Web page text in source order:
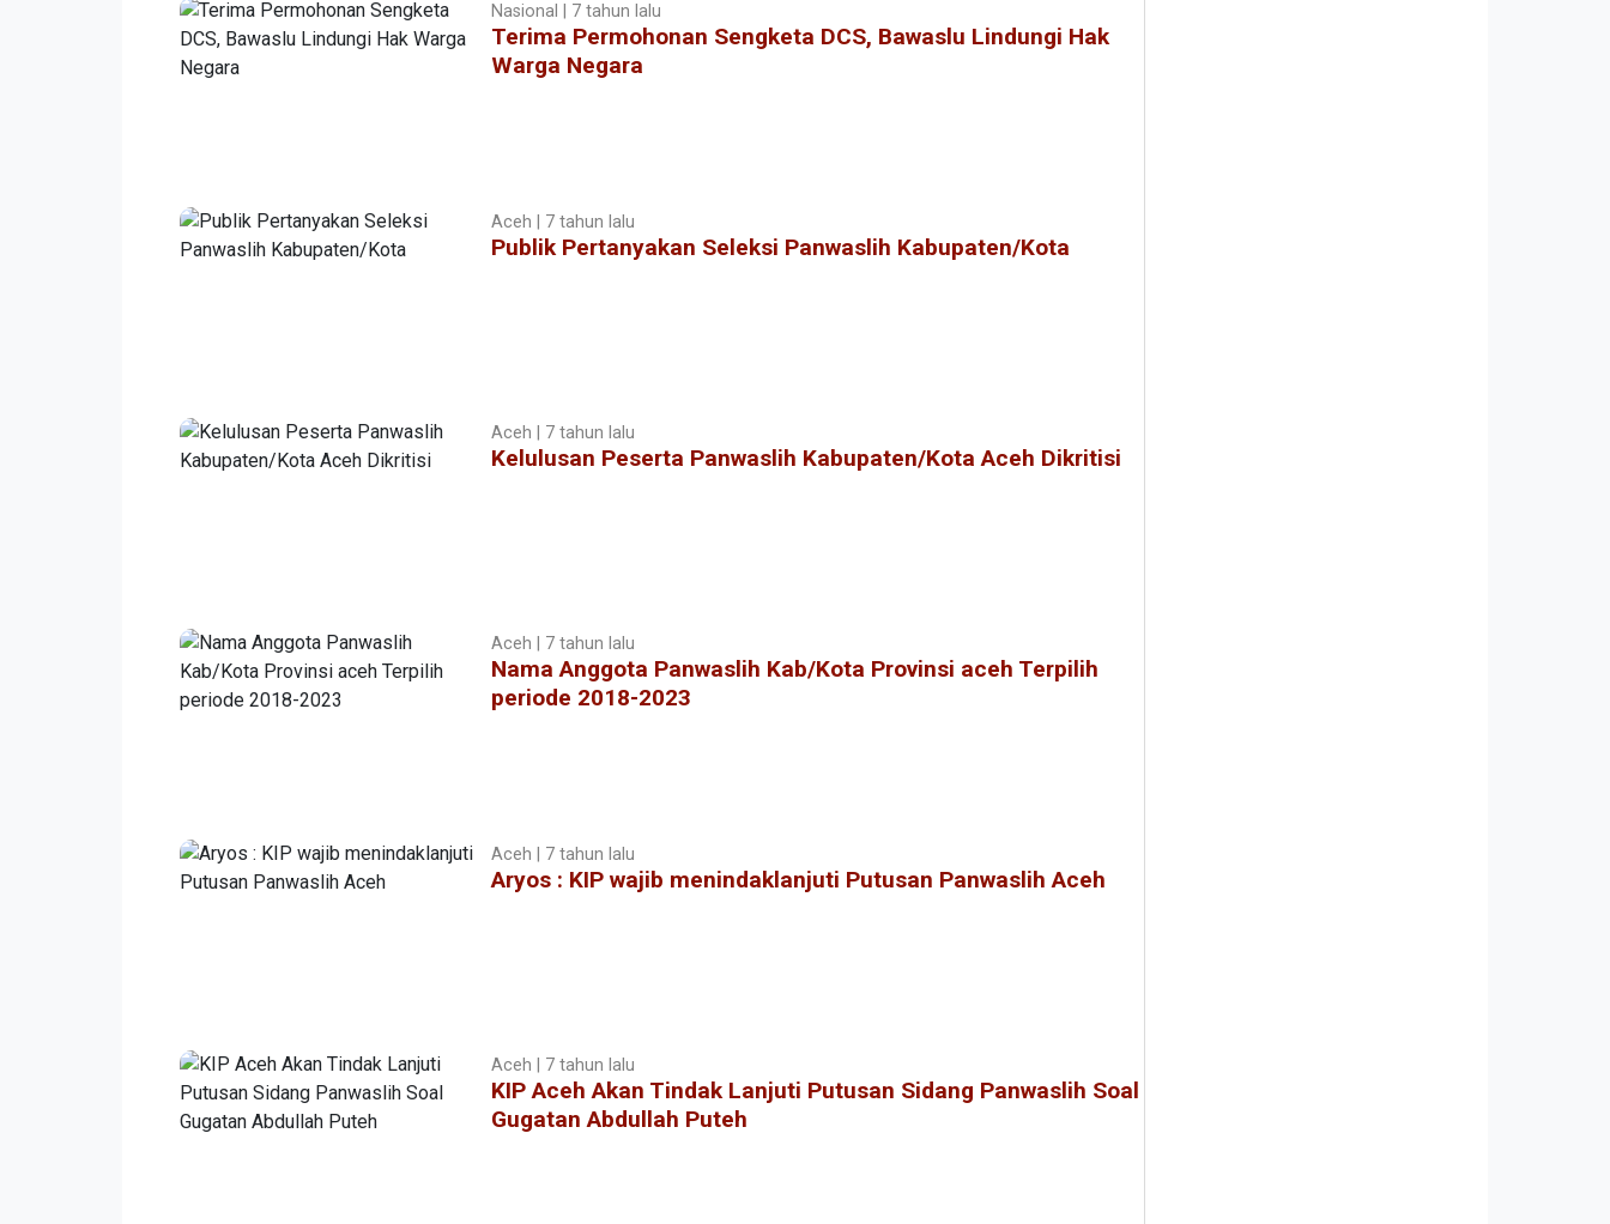
Nasional | 7 tahun lalu
Terima Permohonan Sengketa DCS, Bawaslu Lindungi Hak
Warga Negara
Aceh | 7 tahun lalu
Publik Pertanyakan Seleksi Panwaslih Kabupaten/Kota
Aceh | 7 tahun lalu
Kelulusan Peserta Panwaslih Kabupaten/Kota Aceh Dikritisi
Aceh | 7 tahun lalu
Nama Anggota Panwaslih Kab/Kota Provinsi aceh Terpilih
periode 2018-2023
Aceh | 7 tahun lalu
Aryos : KIP wajib menindaklanjuti Putusan Panwaslih Aceh
Aceh | 7 tahun lalu
KIP Aceh Akan Tindak Lanjuti Putusan Sidang Panwaslih Soal
Gugatan Abdullah Puteh